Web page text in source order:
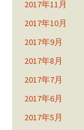
2017年11月
2017年10月
2017年9月
2017年8月
2017年7月
2017年6月
2017年5月